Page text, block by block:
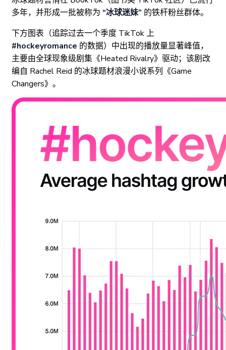
多年，并形成一批被称为 “冰球迷妹” 的铁杆粉丝群体。
下方图表（追踪过去一个季度 TikTok 上
#hockeyromance 的数据）中出现的播放量显著峰值，
主要由全球现象级剧集《Heated Rivalry》驱动；该剧改
编自 Rachel Reid 的冰球题材浪漫小说系列《Game
Changers》。